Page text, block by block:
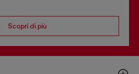
Scopri di più